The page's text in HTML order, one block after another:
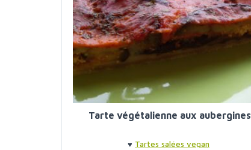
Tarte végétalienne aux aubergines
♥ Tartes salées vegan